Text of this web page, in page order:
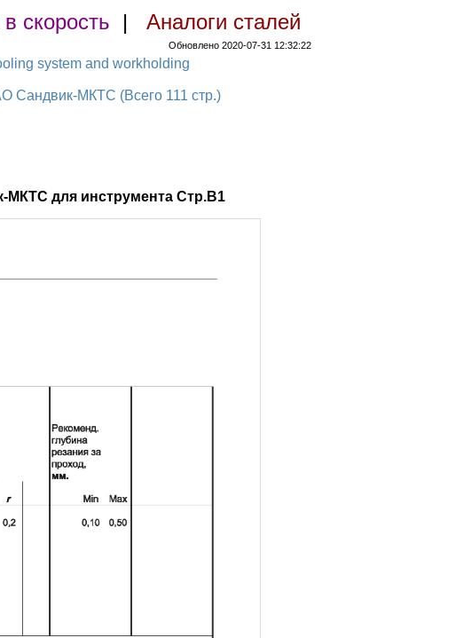
скорость | Аналоги сталей
Обновлено 2020-07-31 12:32:22
system and workholding
Сандвик-МКТС (Всего 111 стр.)
МКТС для инструмента Стр.B1